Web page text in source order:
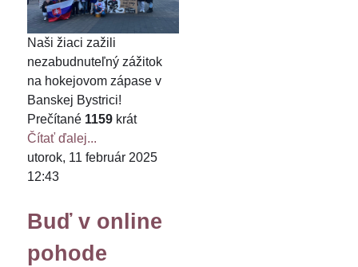
Naši žiaci zažili
nezabudnuteľný zážitok
na hokejovom zápase v
Banskej Bystrici!
Prečítané 1159 krát
Čítať ďalej...
utorok, 11 február 2025
12:43
Buď v online
pohode